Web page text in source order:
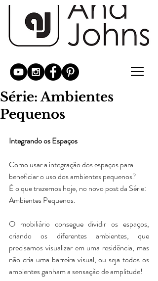
Série: Ambientes
Pequenos
Integrando os Espaços
Como usar a integração dos espaços para
beneficiar o uso dos ambientes pequenos?
É o que trazemos hoje, no novo post da Série:
Ambientes Pequenos.
O mobiliário consegue dividir os espaços,
criando os diferentes ambientes, que
precisamos visualizar em uma residência, mas
não cria uma barreira visual, ou seja todos os
ambientes ganham a sensação de amplitude!